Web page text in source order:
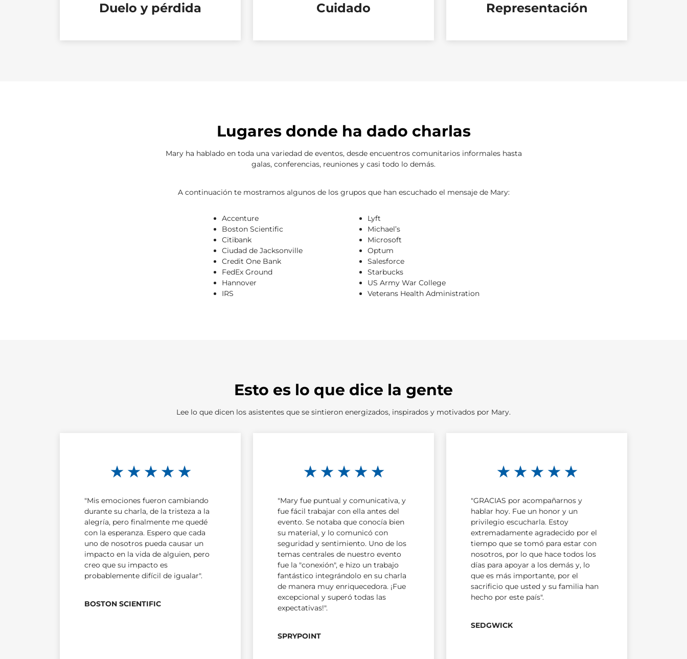
Duelo y pérdida Cuidado Representación
Lugares donde ha dado charlas
Mary ha hablado en toda una variedad de eventos, desde encuentros comunitarios informales hasta
galas, conferencias, reuniones y casi todo lo demás.
A continuación te mostramos algunos de los grupos que han escuchado el mensaje de Mary:
Accenture
Boston Scientific
Citibank
Ciudad de Jacksonville
Credit One Bank
FedEx Ground
Hannover
IRS
Lyft
Michael’s
Microsoft
Optum
Salesforce
Starbucks
US Army War College
Veterans Health Administration
Esto es lo que dice la gente
Lee lo que dicen los asistentes que se sintieron energizados, inspirados y motivados por Mary.
★ ★ ★ ★ ★
"Mis emociones fueron cambiando
durante su charla, de la tristeza a la
alegría, pero finalmente me quedé
con la esperanza. Espero que cada
uno de nosotros pueda causar un
impacto en la vida de alguien, pero
creo que su impacto es
probablemente difícil de igualar".
BOSTON SCIENTIFIC
★ ★ ★ ★ ★
"Mary fue puntual y comunicativa, y
fue fácil trabajar con ella antes del
evento. Se notaba que conocía bien
su material, y lo comunicó con
seguridad y sentimiento. Uno de los
temas centrales de nuestro evento
fue la "conexión", e hizo un trabajo
fantástico integrándolo en su charla
de manera muy enriquecedora. ¡Fue
excepcional y superó todas las
expectativas!".
SPRYPOINT
★ ★ ★ ★ ★
"GRACIAS por acompañarnos y
hablar hoy. Fue un honor y un
privilegio escucharla. Estoy
extremadamente agradecido por el
tiempo que se tomó para estar con
nosotros, por lo que hace todos los
días para apoyar a los demás y, lo
que es más importante, por el
sacrificio que usted y su familia han
hecho por este país".
SEDGWICK